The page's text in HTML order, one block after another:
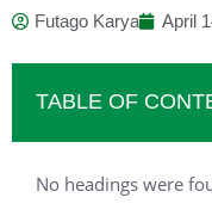
Futago Karya April
TABLE OF
No headings were